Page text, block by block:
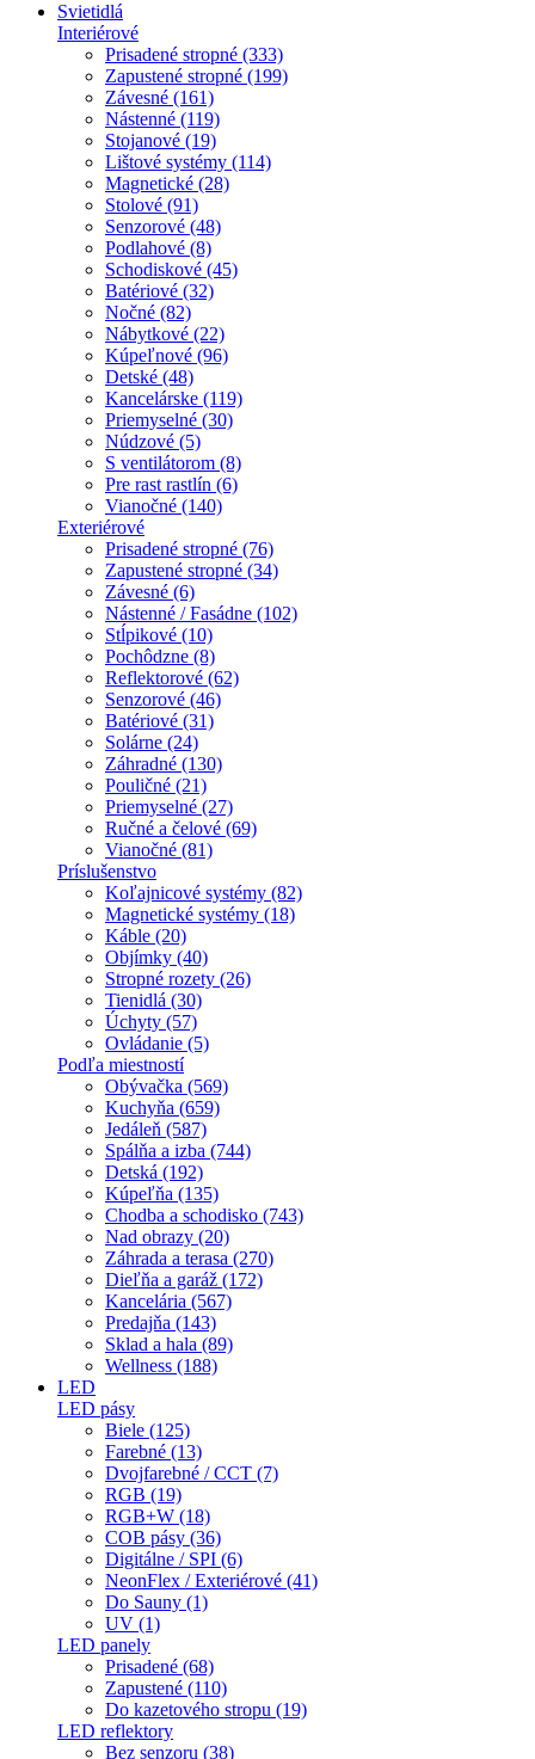
Svietidlá
Interiérové
Prisadené stropné (333)
Zapustené stropné (199)
Závesné (161)
Nástenné (119)
Stojanové (19)
Lištové systémy (114)
Magnetické (28)
Stolové (91)
Senzorové (48)
Podlahové (8)
Schodiskové (45)
Batériové (32)
Nočné (82)
Nábytkové (22)
Kúpeľnové (96)
Detské (48)
Kancelárske (119)
Priemyselné (30)
Núdzové (5)
S ventilátorom (8)
Pre rast rastlín (6)
Vianočné (140)
Exteriérové
Prisadené stropné (76)
Zapustené stropné (34)
Závesné (6)
Nástenné / Fasádne (102)
Stĺpikové (10)
Pochôdzne (8)
Reflektorové (62)
Senzorové (46)
Batériové (31)
Solárne (24)
Záhradné (130)
Pouličné (21)
Priemyselné (27)
Ručné a čelové (69)
Vianočné (81)
Príslušenstvo
Koľajnicové systémy (82)
Magnetické systémy (18)
Káble (20)
Objímky (40)
Stropné rozety (26)
Tienidlá (30)
Úchyty (57)
Ovládanie (5)
Podľa miestností
Obývačka (569)
Kuchyňa (659)
Jedáleň (587)
Spálňa a izba (744)
Detská (192)
Kúpeľňa (135)
Chodba a schodisko (743)
Nad obrazy (20)
Záhrada a terasa (270)
Dieľňa a garáž (172)
Kancelária (567)
Predajňa (143)
Sklad a hala (89)
Wellness (188)
LED
LED pásy
Biele (125)
Farebné (13)
Dvojfarebné / CCT (7)
RGB (19)
RGB+W (18)
COB pásy (36)
Digitálne / SPI (6)
NeonFlex / Exteriérové (41)
Do Sauny (1)
UV (1)
LED panely
Prisadené (68)
Zapustené (110)
Do kazetového stropu (19)
LED reflektory
Bez senzoru (38)